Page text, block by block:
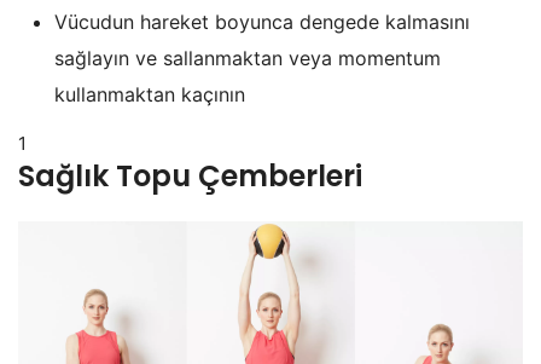
Vücudun hareket boyunca dengede kalmasını
sağlayın ve sallanmaktan veya momentum
kullanmaktan kaçının
1
Sağlık Topu Çemberleri